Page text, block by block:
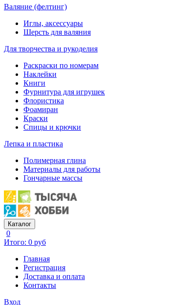
Валяние (фелтинг)
Иглы, аксессуары
Шерсть для валяния
Для творчества и рукоделия
Раскраски по номерам
Наклейки
Книги
Фурнитура для игрушек
Флористика
Фоамиран
Краски
Спицы и крючки
Лепка и пластика
Полимерная глина
Материалы для работы
Гончарные массы
Каталог
0
Итого: 0 руб
Главная
Регистрация
Доставка и оплата
Контакты
Вход